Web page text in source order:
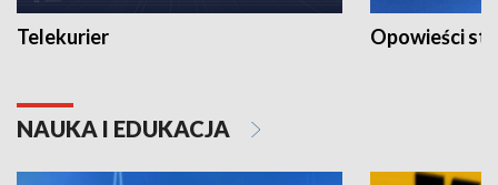
Telekurier Opowieści
NAUKA I EDUKACJA